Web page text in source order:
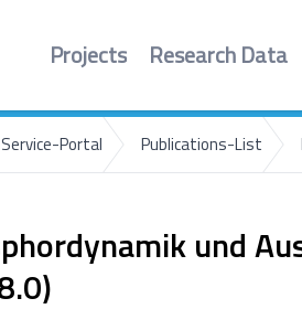
Projects Research Data
Service-Portal Publications-List
und